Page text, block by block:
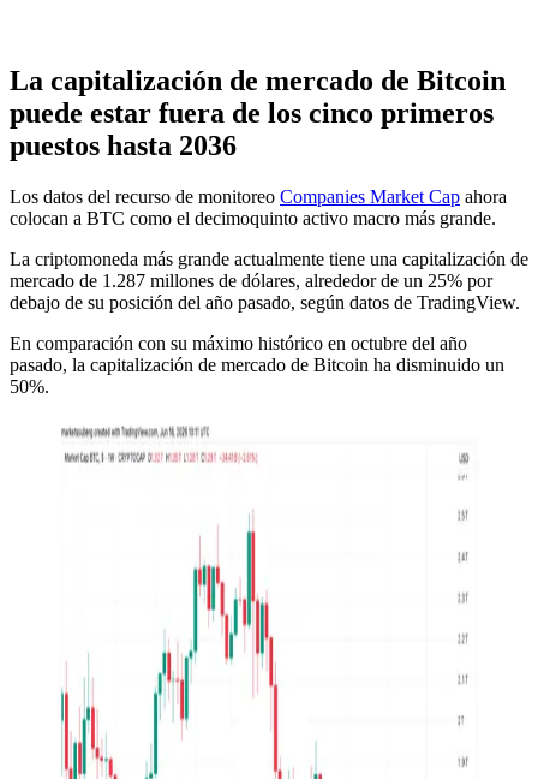
La capitalización de mercado de Bitcoin
puede estar fuera de los cinco primeros
puestos hasta 2036
Los datos del recurso de monitoreo Companies Market Cap ahora
colocan a BTC como el decimoquinto activo macro más grande.
La criptomoneda más grande actualmente tiene una capitalización de
mercado de 1.287 millones de dólares, alrededor de un 25% por
debajo de su posición del año pasado, según datos de TradingView.
En comparación con su máximo histórico en octubre del año
pasado, la capitalización de mercado de Bitcoin ha disminuido un
50%.